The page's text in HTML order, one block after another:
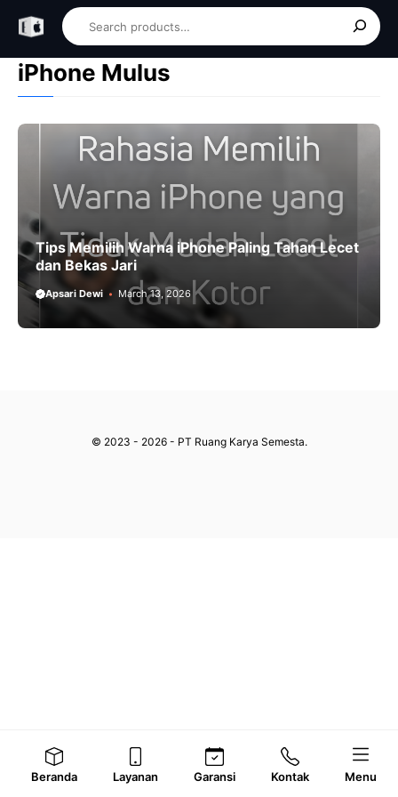
content
iPhone Mulus
Tips Memilih Warna iPhone Paling Tahan Lecet
dan Bekas Jari
Apsari Dewi March 13, 2026
© 2023 - 2026 - PT Ruang Karya Semesta.
Beranda Layanan Garansi Kontak Menu